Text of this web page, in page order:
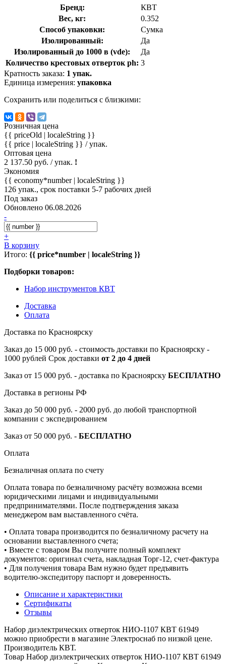
Бренд:
КВТ
Вес, кг:
0.352
Способ упаковки:
Сумка
Изолированный:
Да
Изолированный до 1000 в (vde):
Да
Количество крестовых отверток ph: 3
Кратность заказа: 1 упак.
Единица измерения: упаковка
Сохранить или поделиться с близкими:
Розничная цена
{{ priceOld | localeString }}
{{ price | localeString }} / упак.
Оптовая цена
2 137.50 руб. / упак. !
Экономия
{{ economy*number | localeString }}
126 упак., срок поставки 5-7 рабочих дней
Под заказ
Обновлено 06.08.2026
-
+
В корзину
Итого: {{ price*number | localeString }}
Подборки товаров:
Набор инструментов КВТ
Доставка
Оплата
Доставка по Красноярску
Заказ до 15 000 руб. - стоимость доставки по Красноярску -
1000 рублей Срок доставки от 2 до 4 дней
Заказ от 15 000 руб. - доставка по Красноярску БЕСПЛАТНО
Доставка в регионы РФ
Заказ до 50 000 руб. - 2000 руб. до любой транспортной
компании с экспедированием
Заказ от 50 000 руб. - БЕСПЛАТНО
Оплата
Безналичная оплата по счету
Оплата товара по безналичному расчёту возможна всеми
юридическими лицами и индивидуальными
предпринимателями. После подтверждения заказа
менеджером вам выставленного счёта.
• Оплата товара производится по безналичному расчету на
основании выставленного счета;
• Вместе с товаром Вы получите полный комплект
документов: оригинал счета, накладная Торг-12, счет-фактура
• Для получения товара Вам нужно будет предъявить
водителю-экспедитору паспорт и доверенность.
Описание и характеристики
Сертификаты
Отзывы
Набор диэлектрических отверток НИО-1107 КВТ 61949
можно приобрести в магазине Электроснаб по низкой цене.
Производитель КВТ.
Товар Набор диэлектрических отверток НИО-1107 КВТ 61949